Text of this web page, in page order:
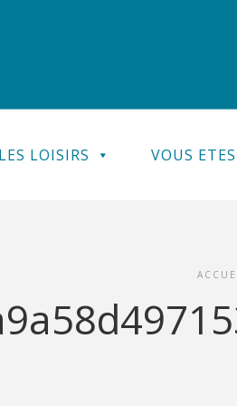
LES LOISIRS VOUS ETES